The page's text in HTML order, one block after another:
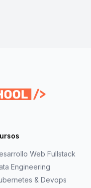
Web Fullstack
Engineering
& Devops